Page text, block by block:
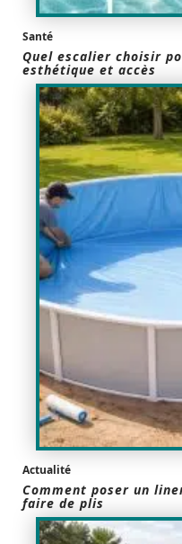
Santé
Quel escalier choisir
esthétique et accès
Actualité
Comment poser un
faire de plis